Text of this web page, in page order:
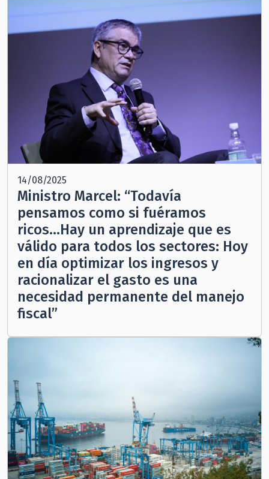
14/08/2025
Ministro Marcel: “Todavía
pensamos como si fuéramos
ricos…Hay un aprendizaje que es
válido para todos los sectores: Hoy
en día optimizar los ingresos y
racionalizar el gasto es una
necesidad permanente del manejo
fiscal”